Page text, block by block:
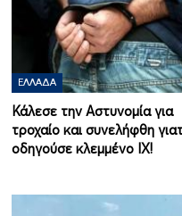
ΕΛΛΆΔΑ
Κάλεσε την Αστυνομία για
τροχαίο και συνελήφθη
οδηγούσε κλεμμένο ΙΧ!